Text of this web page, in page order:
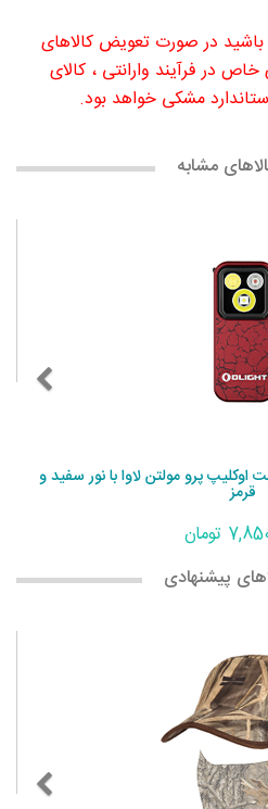
باشید در صورت تعویض کالاهای
در فرآیند وارانتی ، کالای
مشکی خواهد بود.
مشابه
اوکلیپ پرو مولتن لاوا با نور سفید و
قرمز
تومان
پیشنهادی